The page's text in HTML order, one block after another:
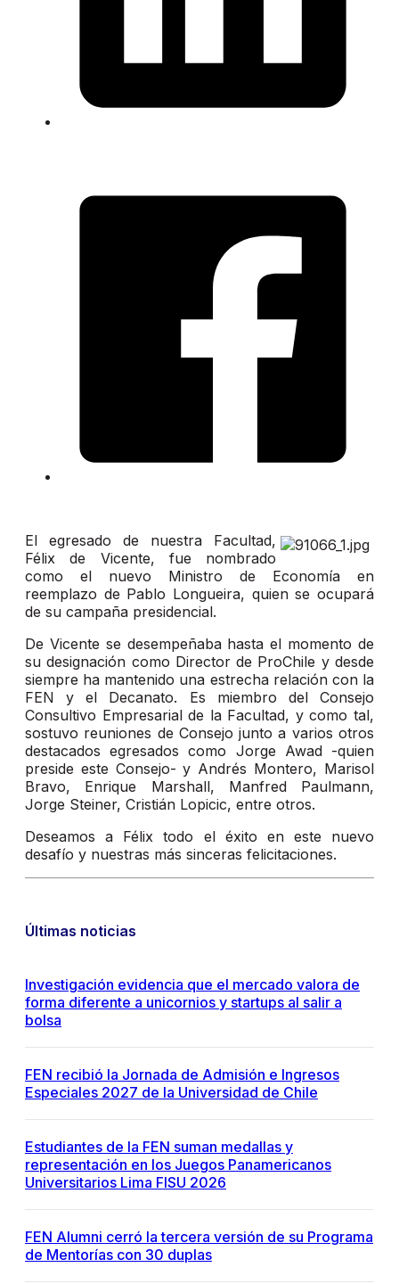
El egresado de nuestra Facultad,
Félix de Vicente, fue nombrado
como el nuevo Ministro de Economía en
reemplazo de Pablo Longueira, quien se ocupará
de su campaña presidencial.
De Vicente se desempeñaba hasta el momento de
su designación como Director de ProChile y desde
siempre ha mantenido una estrecha relación con la
FEN y el Decanato. Es miembro del Consejo
Consultivo Empresarial de la Facultad, y como tal,
sostuvo reuniones de Consejo junto a varios otros
destacados egresados como Jorge Awad -quien
preside este Consejo- y Andrés Montero, Marisol
Bravo, Enrique Marshall, Manfred Paulmann,
Jorge Steiner, Cristián Lopicic, entre otros.
Deseamos a Félix todo el éxito en este nuevo
desafío y nuestras más sinceras felicitaciones.
Últimas noticias
Investigación evidencia que el mercado valora de
forma diferente a unicornios y startups al salir a
bolsa
FEN recibió la Jornada de Admisión e Ingresos
Especiales 2027 de la Universidad de Chile
Estudiantes de la FEN suman medallas y
representación en los Juegos Panamericanos
Universitarios Lima FISU 2026
FEN Alumni cerró la tercera versión de su Programa
de Mentorías con 30 duplas